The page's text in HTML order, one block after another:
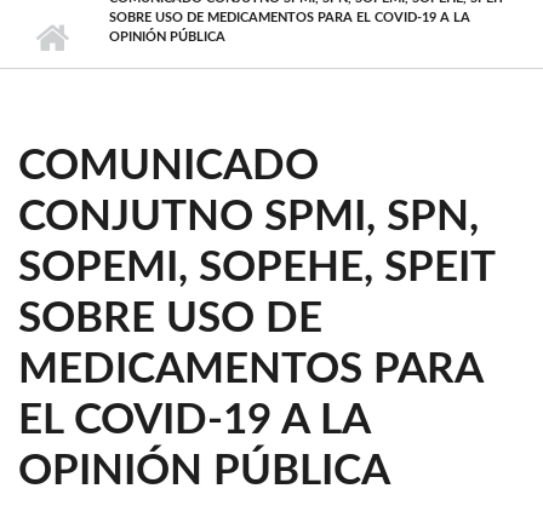
SOBRE USO DE MEDICAMENTOS PARA EL COVID-19 A LA
OPINIÓN PÚBLICA
COMUNICADO
CONJUTNO SPMI, SPN,
SOPEMI, SOPEHE, SPEIT
SOBRE USO DE
MEDICAMENTOS PARA
EL COVID-19 A LA
OPINIÓN PÚBLICA